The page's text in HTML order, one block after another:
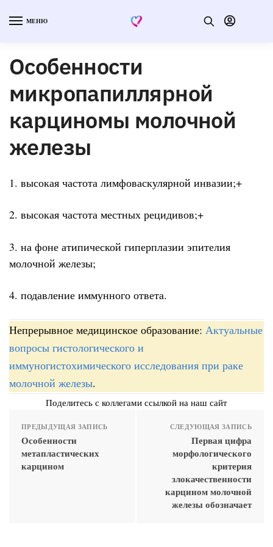
МЕНЮ
Особенности
микропапиллярной
карциномы молочной
железы
1. высокая частота лимфоваскулярной инвазии;+
2. высокая частота местных рецидивов;+
3. на фоне атипической гиперплазии эпителия
молочной железы;
4. подавление иммунного ответа.
Непрерывное медицинское образование: Актуальные
вопросы гистологического и
иммуногистохимического исследования при раке
молочной железы.
Поделитесь с коллегами ссылкой на наш сайт
ПРЕДЫДУЩАЯ ЗАПИСЬ
Особенности
метапластических
карцином
СЛЕДУЮЩАЯ ЗАПИСЬ
Первая цифра
морфологического
критерия
злокачественности
карцином молочной
железы обозначает